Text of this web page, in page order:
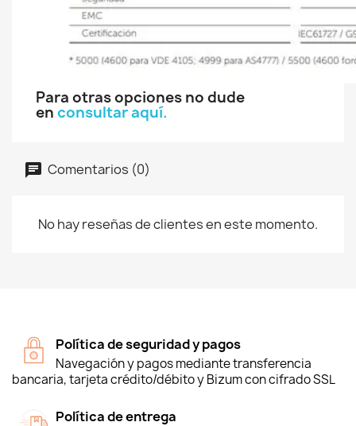
Para otras opciones no dude
en consultar aquí.
Comentarios (0)
No hay reseñas de clientes en este momento.
Política de seguridad y pagos
Navegación y pagos mediante transferencia
bancaria, tarjeta crédito/débito y Bizum con cifrado SSL
Política de entrega